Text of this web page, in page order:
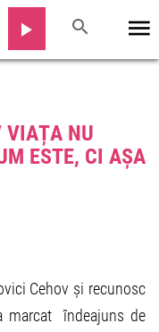
VIAȚA NU
ESTE, CI AȘA
Cehov și recunosc
marcat îndeajuns de